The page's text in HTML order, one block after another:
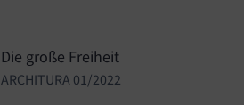
Die große Freiheit
ARCHITURA 01/2022